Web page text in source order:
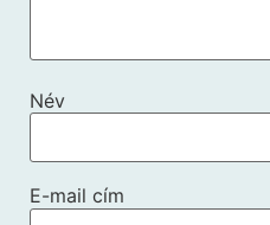
Név
E-mail cím